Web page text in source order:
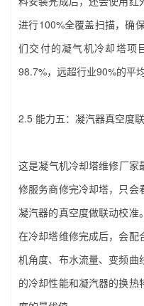
进行100%全覆盖扫描，确
们交付的凝气机冷却塔项
98.7%，远超行业90%的平均
2.5 能力五：凝汽器真空度
这是‌凝气机冷却塔维修厂家‌
修服务商修完冷却塔，只会
凝汽器的真空度做联动校准
在冷却塔维修完成后，会配
机角度、布水流量、变频曲
的冷却性能和凝汽器的换